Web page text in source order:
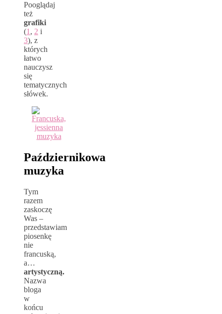
Pooglądaj
też
grafiki
(1 , 2 i
3), z
których
łatwo
nauczysz
się
tematycznych
słówek.
Październikowa
muzyka
Tym
razem
zaskoczę
Was –
przedstawiam
piosenkę
nie
francuską,
a…
artystyczną.
Nazwa
bloga
w
końcu